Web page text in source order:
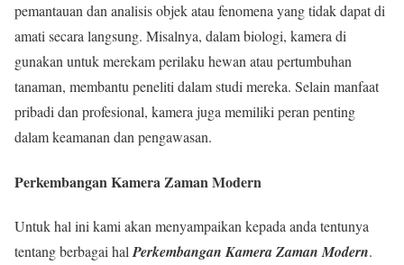
pemantauan dan analisis objek atau fenomena yang tidak dapat di
amati secara langsung. Misalnya, dalam biologi, kamera di
gunakan untuk merekam perilaku hewan atau pertumbuhan
tanaman, membantu peneliti dalam studi mereka. Selain manfaat
pribadi dan profesional, kamera juga memiliki peran penting
dalam keamanan dan pengawasan.
Perkembangan Kamera Zaman Modern
Untuk hal ini kami akan menyampaikan kepada anda tentunya
tentang berbagai hal Perkembangan Kamera Zaman Modern.